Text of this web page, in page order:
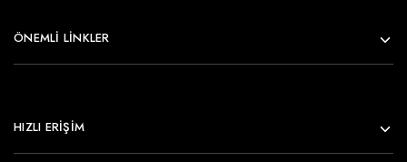
ÖNEMLI LINKLER
HIZLI ERİŞİM